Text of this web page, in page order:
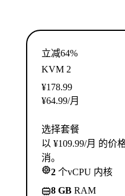
立减64%
KVM 2
¥178.99
¥64.99/月
选择套餐
以 ¥109.99/月 的价
消。
2 个vCPU 内核
8 GB RAM